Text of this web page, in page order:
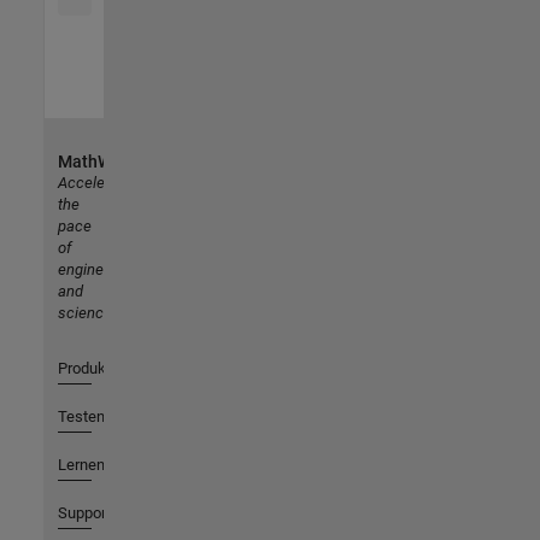
MathWorks
Accelerating
the
pace
of
engineering
and
science
Produkte
Testen oder Kaufen
Lernen
Support